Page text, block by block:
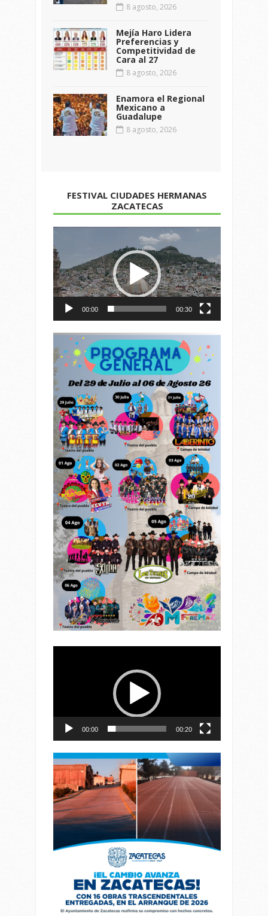
8 agosto, 2026
Mejía Haro Lidera
Preferencias y
Competitividad de
Cara al 27
8 agosto, 2026
Enamora el Regional
Mexicano a
Guadalupe
8 agosto, 2026
FESTIVAL CIUDADES HERMANAS
ZACATECAS
de
vídeo
00:00 00:30
00:00 00:20